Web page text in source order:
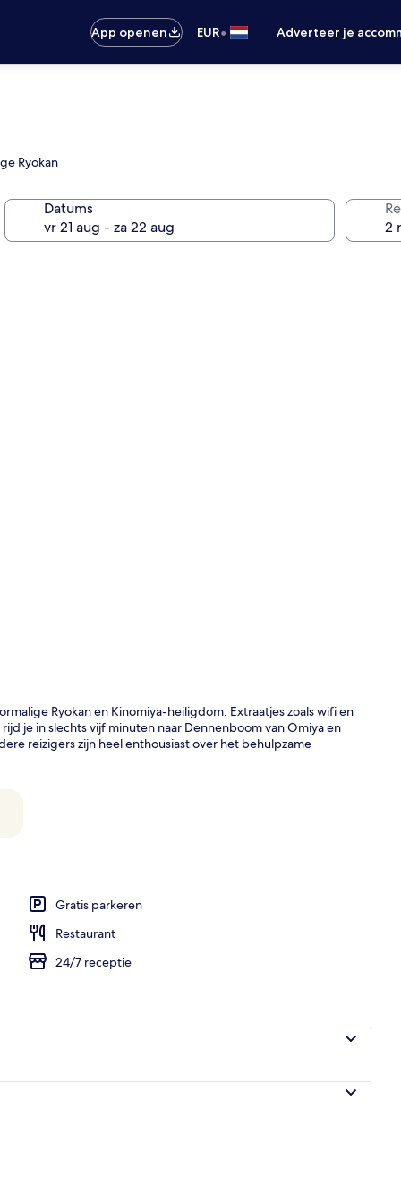
App openen
EUR• Adverteer je
Ryokan
Datums
Ryokan en Kinomiya-heiligdom. Extraatjes zoals wifi en
je in slechts vijf minuten naar Dennenboom van Omiya en
reizigers zijn heel enthousiast over het behulpzame
Gratis parkeren
Restaurant
24/7 receptie